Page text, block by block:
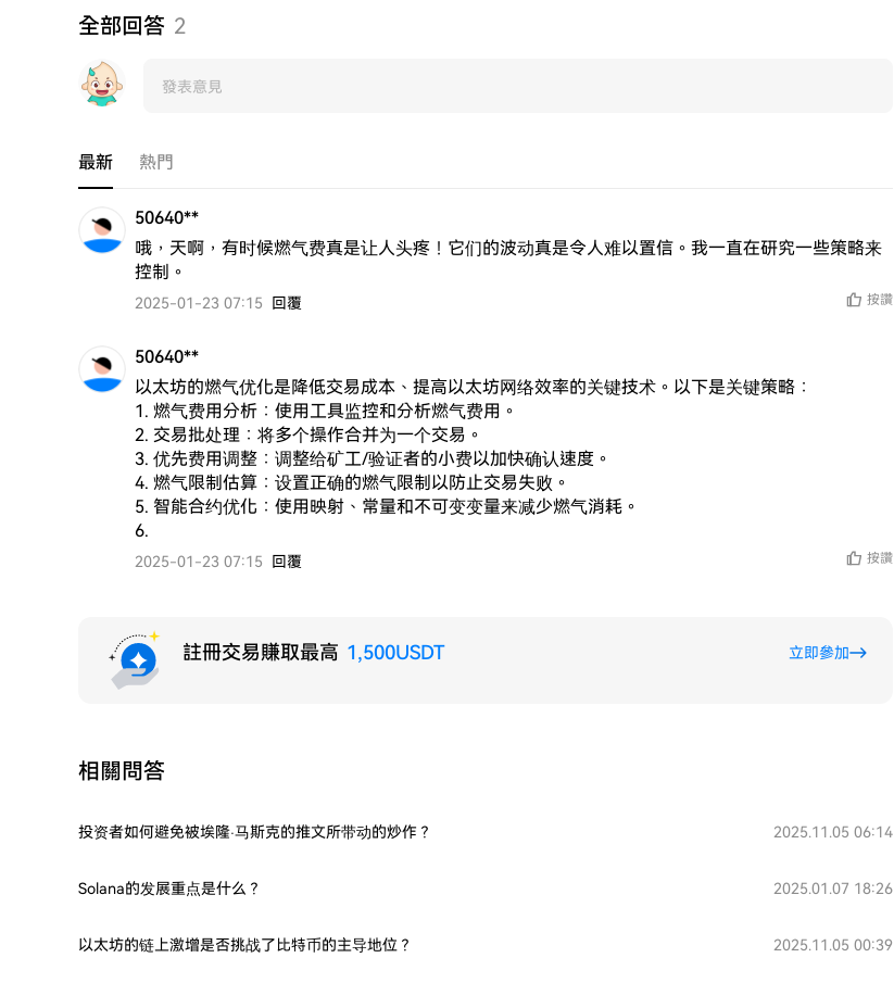
全部回答 2
最新 熱門
50640**
哦，天啊，有时候燃气费真是让人头疼！它们的波动真是令人难以置信。我一直在研究一些策略来
控制。
2025-01-23 07:15 回覆 按讚
50640**
以太坊的燃气优化是降低交易成本、提高以太坊网络效率的关键技术。以下是关键策略：
1. 燃气费用分析：使用工具监控和分析燃气费用。
2. 交易批处理：将多个操作合并为一个交易。
3. 优先费用调整：调整给矿工/验证者的小费以加快确认速度。
4. 燃气限制估算：设置正确的燃气限制以防止交易失败。
5. 智能合约优化：使用映射、常量和不可变变量来减少燃气消耗。
6.
2025-01-23 07:15 回覆 按讚
註冊交易賺取最高 1,500USDT 立即參加
相關問答
投资者如何避免被埃隆·马斯克的推文所带动的炒作？ 2025.11.05 06:14
Solana的发展重点是什么？ 2025.01.07 18:26
以太坊的链上激增是否挑战了比特币的主导地位？ 2025.11.05 00:39